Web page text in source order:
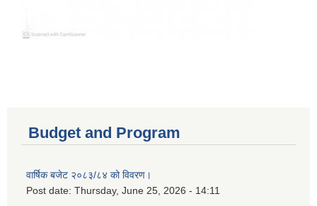
Budget and Program
वार्षिक बजेट २०८३/८४ को विवरण।
Post date: Thursday, June 25, 2026 - 14:11